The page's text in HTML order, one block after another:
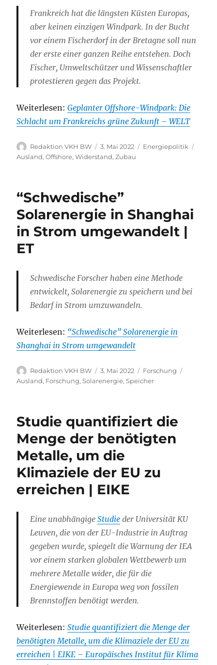
Frankreich hat die längsten Küsten Europas,
aber keinen einzigen Windpark. In der Bucht
vor einem Fischerdorf in der Bretagne soll nun
der erste einer ganzen Reihe entstehen. Doch
Fischer, Umweltschützer und Wissenschaftler
protestieren gegen das Projekt.
Weiterlesen:Geplanter Offshore-Windpark: Die
Schlacht um Frankreichs grüne Zukunft – WELT
Autor
Redaktion VKH BW
Veröffentlicht
am
3. Mai 2022 Kategorien
Energiepolitik
Ausland,Offshore,Widerstand,Zubau
“Schwedische”
Solarenergie in Shanghai
in Strom umgewandelt |
ET
Schwedische Forscher haben eine Methode
entwickelt, Solarenergie zu speichern und bei
Bedarf in Strom umzuwandeln.
Weiterlesen: “Schwedische” Solarenergie in
Shanghai in Strom umgewandelt
Autor
Redaktion VKH BW
Veröffentlicht
am
3. Mai 2022 Kategorien
Forschung
Ausland, Forschung,Solarenergie,Speicher
Studie quantifiziert die
Menge der benötigten
Metalle, um die
Klimaziele der EU zu
erreichen | EIKE
Eine unabhängigeStudie der Universität KU
Leuven, die von der EU-Industrie in Auftrag
gegeben wurde, spiegelt die Warnung der IEA
vor einem starken globalen Wettbewerb um
mehrere Metalle wider, die für die
Energiewende in Europa weg von fossilen
Brennstoffen benötigt werden.
Weiterlesen:Studie quantifiziert die Menge der
benötigten Metalle, um die Klimaziele der EU zu
erreichen | EIKE – Europäisches Institut für Klima